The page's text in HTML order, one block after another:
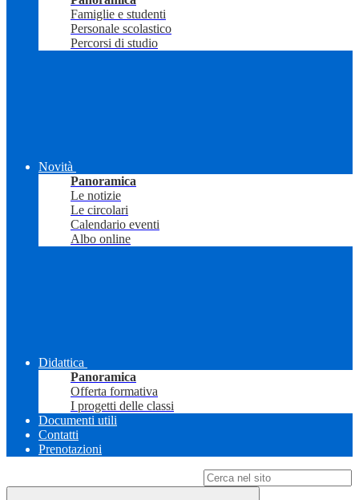
Famiglie e studenti
Personale scolastico
Percorsi di studio
Novità
Panoramica
Le notizie
Le circolari
Calendario eventi
Albo online
Didattica
Panoramica
Offerta formativa
I progetti delle classi
Documenti utili
Contatti
Prenotazioni